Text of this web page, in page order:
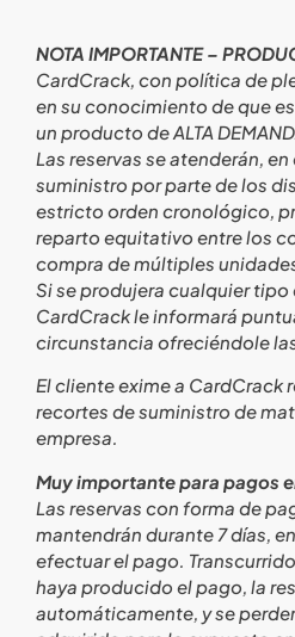
NOTA IMPORTANTE –
CardCrack, con política de
en su conocimiento de que
un producto de ALTA
Las reservas se atenderán,
suministro por parte de los
estricto orden cronológico,
reparto equitativo entre los
compra de múltiples
Si se produjera cualquier
CardCrack le informará
circunstancia ofreciéndole
El cliente exime a CardCrack
recortes de suministro de
empresa.
Muy importante para pagos
Las reservas con forma de
mantendrán durante 7 días,
efectuar el pago.
haya producido el pago, la
automáticamente, y se